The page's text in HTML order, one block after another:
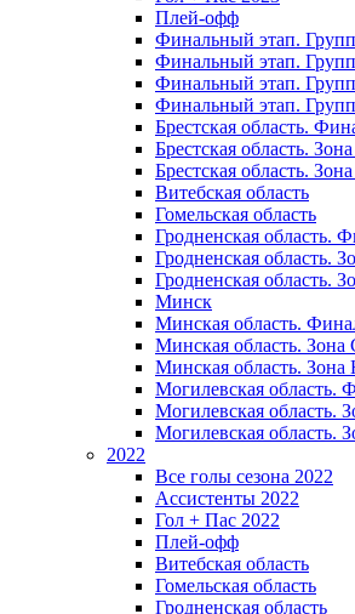
Плей-офф
Финальный этап.
Финальный этап.
Финальный этап.
Финальный этап.
Брестская область.
Брестская область.
Брестская область.
Витебская область
Гомельская область
Гродненская область.
Гродненская область.
Гродненская область.
Минск
Минская область.
Минская область. Зона
Минская область.
Могилевская область.
Могилевская область.
Могилевская область.
2022
Все голы сезона 2022
Ассистенты 2022
Гол + Пас 2022
Плей-офф
Витебская область
Гомельская область
Гродненская область